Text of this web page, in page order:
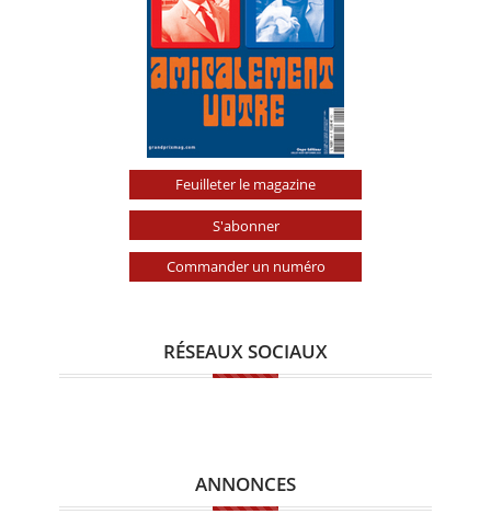
Feuilleter le magazine
S'abonner
Commander un numéro
RÉSEAUX SOCIAUX
ANNONCES